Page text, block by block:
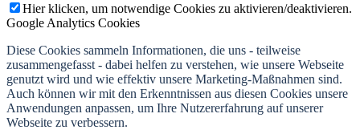
Hier klicken, um notwendige Cookies zu aktivieren/deaktivieren.
Google Analytics Cookies
Diese Cookies sammeln Informationen, die uns - teilweise
zusammengefasst - dabei helfen zu verstehen, wie unsere Webseite
genutzt wird und wie effektiv unsere Marketing-Maßnahmen sind.
Auch können wir mit den Erkenntnissen aus diesen Cookies unsere
Anwendungen anpassen, um Ihre Nutzererfahrung auf unserer
Webseite zu verbessern.